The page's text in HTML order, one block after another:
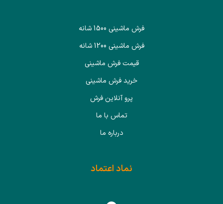
فرش ماشینی 1500 شانه
فرش ماشینی 1200 شانه
قیمت فرش ماشینی
خرید فرش ماشینی
پرو آنلاین فرش
تماس با ما
درباره ما
نماد اعتماد